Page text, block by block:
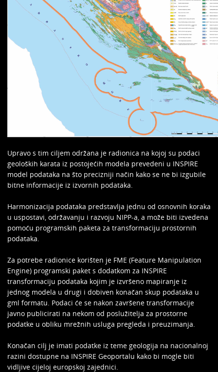
Upravo s tim ciljem održana je radionica na kojoj su podaci
geoloških karata iz postojećih modela prevedeni u INSPIRE
model podataka na što precizniji način kako se ne bi izgubile
bitne informacije iz izvornih podataka.
Harmonizacija podataka predstavlja jednu od osnovnih koraka
u uspostavi, održavanju i razvoju NIPP-a, a može biti izvedena
pomoću programskih paketa za transformaciju prostornih
podataka.
Za potrebe radionice korišten je FME (Feature Manipulation
Engine) programski paket s dodatkom za INSPIRE
transformaciju podataka kojim je izvršeno mapiranje iz
jednog modela u drugi i dobiven konačan skup podataka u
gml formatu. Podaci će se nakon završene transformacije
javno publicirati na nekom od poslužitelja za prostorne
podatke u obliku mrežnih usluga pregleda i preuzimanja.
Konačan cilj je imati podatke iz teme geologija na nacionalnoj
razini dostupne na INSPIRE Geoportalu kako bi mogle biti
vidljive cijeloj europskoj zajednici.